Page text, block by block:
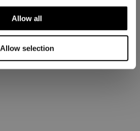
Allow all
Allow selection